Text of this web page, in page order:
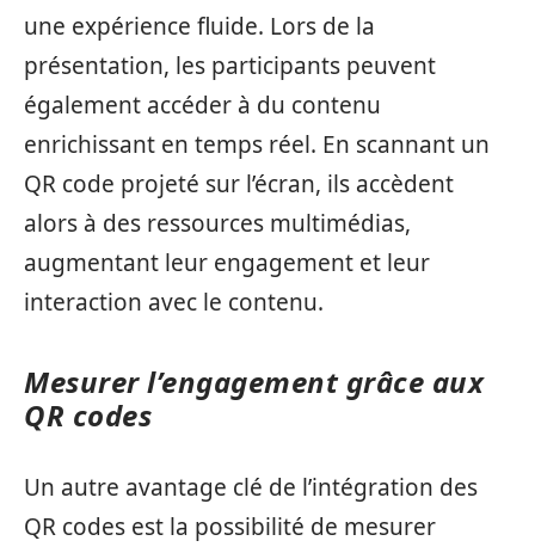
une expérience fluide. Lors de la
présentation, les participants peuvent
également accéder à du contenu
enrichissant en temps réel. En scannant un
QR code projeté sur l’écran, ils accèdent
alors à des ressources multimédias,
augmentant leur engagement et leur
interaction avec le contenu.
Mesurer l’engagement grâce aux
QR codes
Un autre avantage clé de l’intégration des
QR codes est la possibilité de mesurer